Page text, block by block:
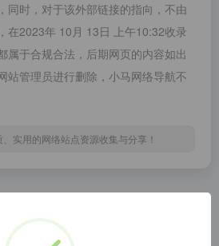
同时，对于该外部链接的指向，不由
在2023年 10月 13日 上午10:32收录
属于合规合法，后期网页的内容如出
站管理员进行删除，小马网络导航不
实用的网络站点资源收集与分享！